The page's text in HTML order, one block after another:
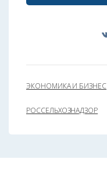
ЭКОНОМИКА И БИЗНЕС
РОССЕЛЬХОЗНАДЗОР